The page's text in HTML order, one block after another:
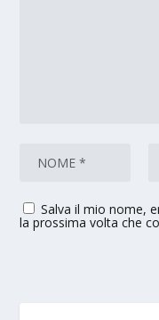
Salva il mio nome,
la prossima volta che